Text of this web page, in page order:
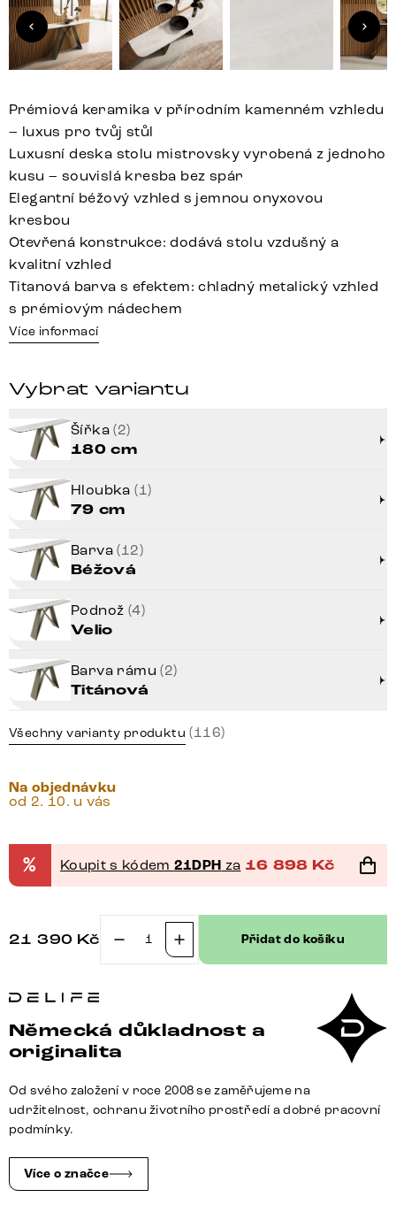
Prémiová keramika v přírodním kamenném vzhledu
– luxus pro tvůj stůl
Luxusní deska stolu mistrovsky vyrobená z jednoho
kusu – souvislá kresba bez spár
Elegantní béžový vzhled s jemnou onyxovou
kresbou
Otevřená konstrukce: dodává stolu vzdušný a
kvalitní vzhled
Titanová barva s efektem: chladný metalický vzhled
s prémiovým nádechem
Více informací
Vybrat variantu
Šířka(2)
180 cm
Hloubka(1)
79 cm
Barva(12)
Béžová
Podnož (4)
Velio
Barva rámu(2)
Titánová
Všechny varianty produktu (116)
Na objednávku
od 2. 10. u vás
% Koupit s kódem 21DPH za 16 898 Kč
21 390 Kč
Konzolový
tvar
180×40
cm
keramika
Velio
kov
Přidat do košíku
Německá důkladnost a
originalita
Od svého založení v roce 2008 se zaměřujeme na
udržitelnost, ochranu životního prostředí a dobré pracovní
podmínky.
Více o značce